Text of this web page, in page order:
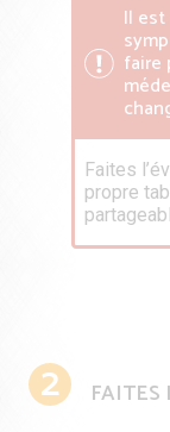
Il
faire
Faites
propre
2 FAITES